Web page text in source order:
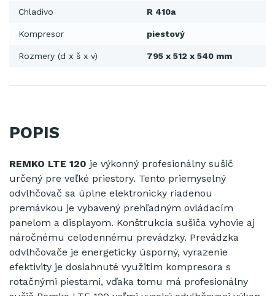
Chladivo R 410a
Kompresor piestový
Rozmery (d x š x v) 795 x 512 x 540 mm
POPIS
REMKO LTE 120 je výkonný profesionálny sušič
určený pre veľké priestory. Tento priemyselný
odvlhčovač sa úplne elektronicky riadenou
premávkou je vybavený prehľadným ovládacím
panelom a displayom. Konštrukcia sušiča vyhovie aj
náročnému celodennému prevádzky. Prevádzka
odvlhčovače je energeticky úsporný, vyrazenie
efektivity je dosiahnuté využitím kompresora s
rotačnými piestami, vďaka tomu má profesionálny